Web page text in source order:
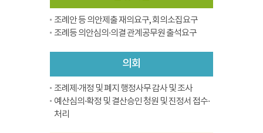
조례안 등 의안제출 재의요구, 회의소집요구
조례등 의안심의·의결 관계공무원 출석요구
의회
조례제·개정 및 폐지 행정사무 감사 및 조사
예산심의·확정 및 결산승인 청원 및 진정서 접수·
처리